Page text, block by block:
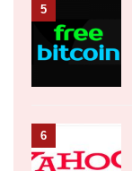
5
6